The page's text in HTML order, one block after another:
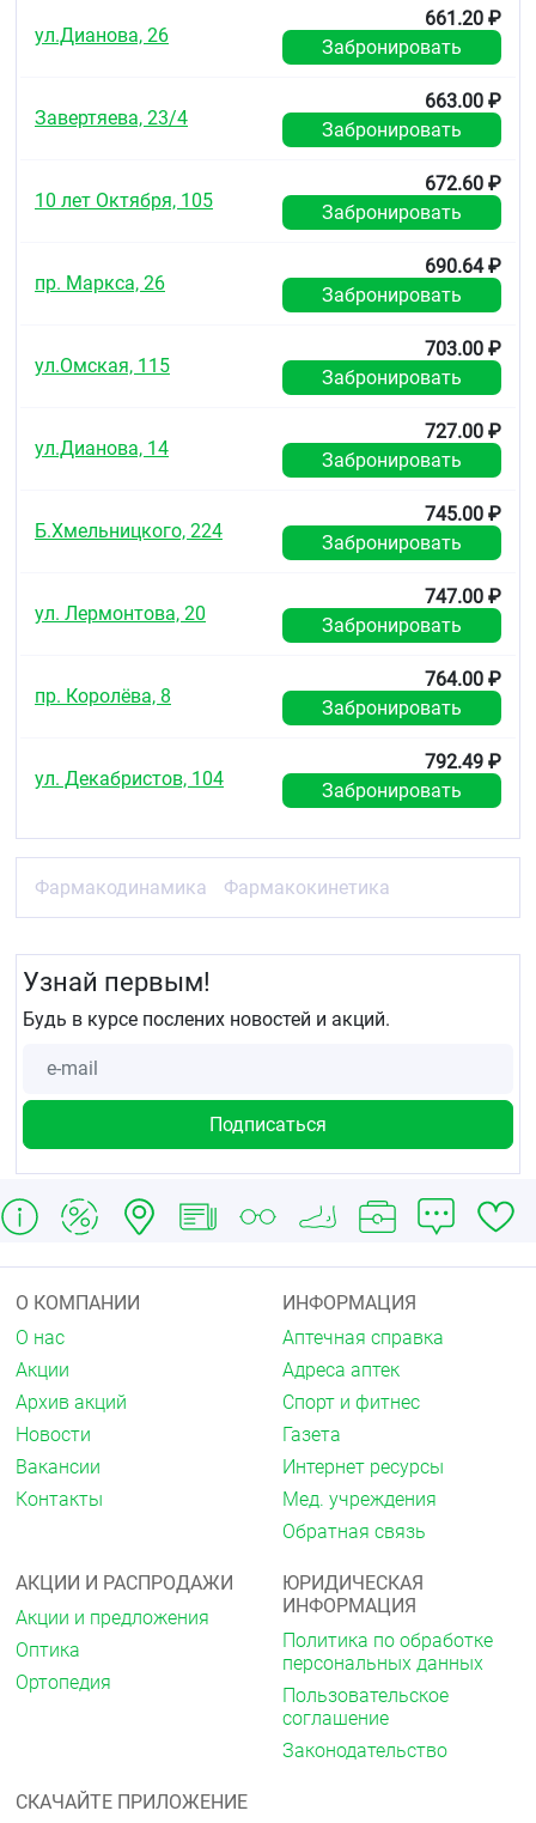
ул.Дианова, 26
661.20 ₽
Забронировать
Завертяева, 23/4
663.00 ₽
Забронировать
10 лет Октября, 105
672.60 ₽
Забронировать
пр. Маркса, 26
690.64 ₽
Забронировать
ул.Омская, 115
703.00 ₽
Забронировать
ул.Дианова, 14
727.00 ₽
Забронировать
Б.Хмельницкого, 224
745.00 ₽
Забронировать
ул. Лермонтова, 20
747.00 ₽
Забронировать
пр. Королёва, 8
764.00 ₽
Забронировать
ул. Декабристов, 104
792.49 ₽
Забронировать
Фармакодинамика Фармакокинетика
Узнай первым!
Будь в курсе послених новостей и акций.
О КОМПАНИИ
О нас
Акции
Архив акций
Новости
Вакансии
Контакты
ИНФОРМАЦИЯ
Аптечная справка
Адреса аптек
Спорт и фитнес
Газета
Интернет ресурсы
Мед. учреждения
Обратная связь
АКЦИИ И РАСПРОДАЖИ
Акции и предложения
Оптика
Ортопедия
ЮРИДИЧЕСКАЯ
ИНФОРМАЦИЯ
Политика по обработке
персональных данных
Пользовательское
соглашение
Законодательство
СКАЧАЙТЕ ПРИЛОЖЕНИЕ